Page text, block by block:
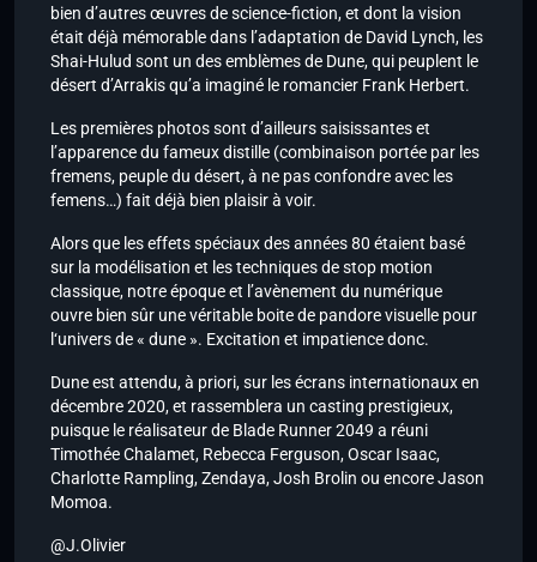
bien d’autres œuvres de science-fiction, et dont la vision
était déjà mémorable dans l’adaptation de David Lynch, les
Shai-Hulud sont un des emblèmes de Dune, qui peuplent le
désert d’Arrakis qu’a imaginé le romancier Frank Herbert.
Les premières photos sont d’ailleurs saisissantes et
l’apparence du fameux distille (combinaison portée par les
fremens, peuple du désert, à ne pas confondre avec les
femens…) fait déjà bien plaisir à voir.
Alors que les effets spéciaux des années 80 étaient basé
sur la modélisation et les techniques de stop motion
classique, notre époque et l’avènement du numérique
ouvre bien sûr une véritable boite de pandore visuelle pour
l‘univers de « dune ». Excitation et impatience donc.
Dune est attendu, à priori, sur les écrans internationaux en
décembre 2020, et rassemblera un casting prestigieux,
puisque le réalisateur de Blade Runner 2049 a réuni
Timothée Chalamet, Rebecca Ferguson, Oscar Isaac,
Charlotte Rampling, Zendaya, Josh Brolin ou encore Jason
Momoa.
@J.Olivier